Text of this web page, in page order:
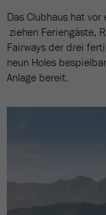
Das Clubhaus hat
ziehen Feriengäste,
Fairways der drei
neun Holes
Anlage bereit.